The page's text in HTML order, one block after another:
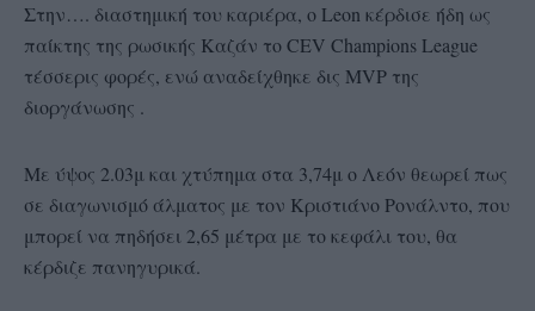
Στην…. διαστημική του καριέρα, ο Leon κέρδισε ήδη ως
παίκτης της ρωσικής Καζάν το CEV Champions League
τέσσερις φορές, ενώ αναδείχθηκε δις MVP της
διοργάνωσης .
Με ύψος 2.03μ και χτύπημα στα 3,74μ ο Λεόν θεωρεί πως
σε διαγωνισμό άλματος με τον Κριστιάνο Ρονάλντο, που
μπορεί να πηδήσει 2,65 μέτρα με το κεφάλι του, θα
κέρδιζε πανηγυρικά.